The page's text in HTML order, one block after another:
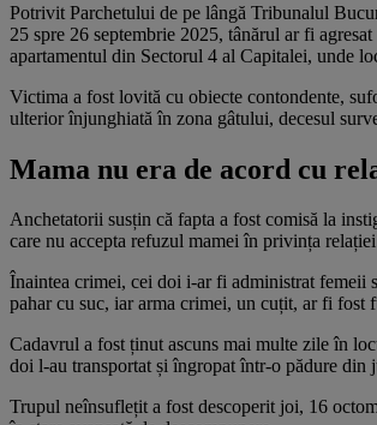
Potrivit Parchetului de pe lângă Tribunalul
25 spre 26 septembrie 2025, tânărul ar fi
apartamentul din Sectorul 4 al Capitalei, unde
Victima a fost lovită cu obiecte contondente,
ulterior înjunghiată în zona gâtului, decesul
Mama nu era de acord cu
Anchetatorii susțin că fapta a fost comisă la
care nu accepta refuzul mamei în privința relației
Înaintea crimei, cei doi i-ar fi administrat femeii
pahar cu suc, iar arma crimei, un cuțit, ar fi fost
Cadavrul a fost ținut ascuns mai multe zile în
doi l-au transportat și îngropat într-o pădure din
Trupul neînsuflețit a fost descoperit joi, 16